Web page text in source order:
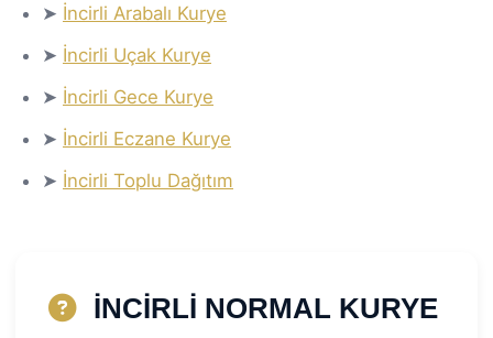
➤ İncirli Arabalı Kurye
➤ İncirli Uçak Kurye
➤ İncirli Gece Kurye
➤ İncirli Eczane Kurye
➤ İncirli Toplu Dağıtım
İNCİRLİ NORMAL KURYE